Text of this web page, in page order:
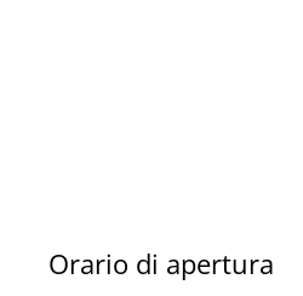
Orario di apertura